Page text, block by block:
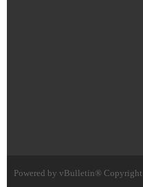
Powered by vBulletin®